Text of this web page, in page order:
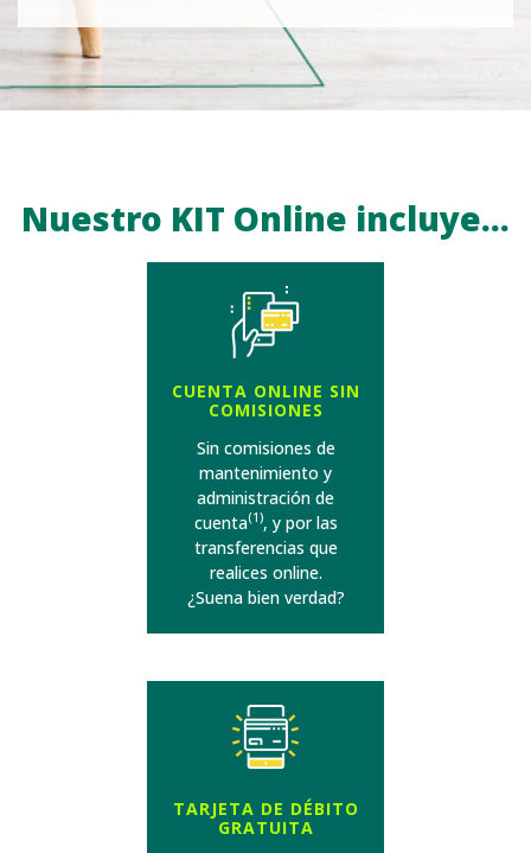
Nuestro KIT Online incluye...
CUENTA ONLINE SIN
COMISIONES
Sin comisiones de
mantenimiento y
administración de
cuenta(1), y por las
transferencias que
realices online.
¿Suena bien verdad?
TARJETA DE DÉBITO
GRATUITA